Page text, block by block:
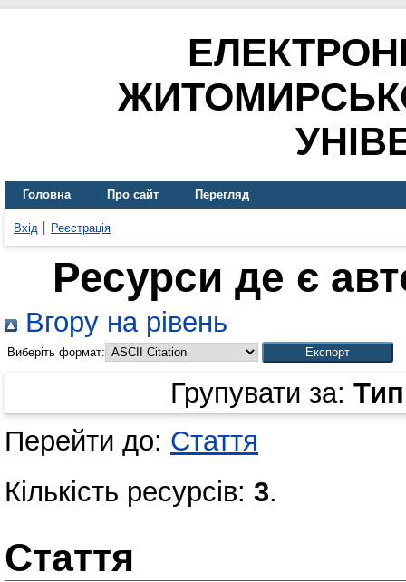
Головна Про сайт Перегляд
Вхід Реєстрація
Ресурси де є
Вгору на рівень
Виберіть формат:
Групувати за:
Перейти до: Стаття
Кількість ресурсів: 3.
Стаття